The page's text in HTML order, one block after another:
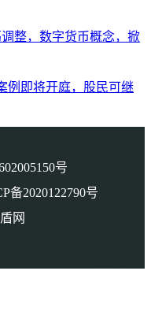
整，数字货币概念，掀
例即将开庭，股民可继
号
备2020122790号
网